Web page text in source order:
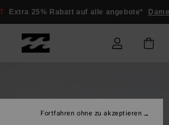
Extra 25% Rabatt auf alle angebote* Damen
Fortfahren ohne zu akzeptieren